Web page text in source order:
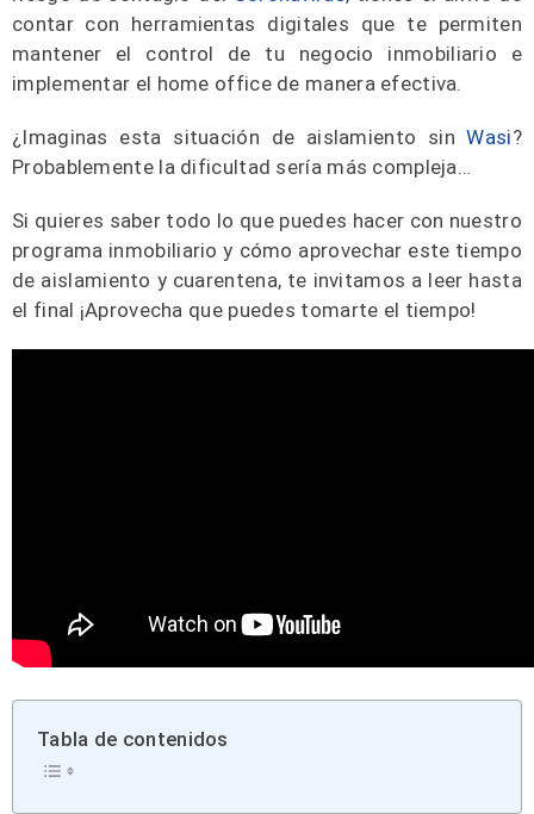
contar con herramientas digitales que te permiten
mantener el control de tu negocio inmobiliario e
implementar el home office de manera efectiva.
¿Imaginas esta situación de aislamiento sinWasi?
Probablemente la dificultad sería más compleja…
Si quieres saber todo lo que puedes hacer con nuestro
programa inmobiliario y cómo aprovechar este tiempo
de aislamiento y cuarentena, te invitamos a leer hasta
el final ¡Aprovecha que puedes tomarte el tiempo!
Tabla de contenidos